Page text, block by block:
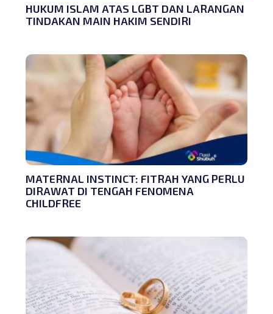
HUKUM ISLAM ATAS LGBT DAN LARANGAN
TINDAKAN MAIN HAKIM SENDIRI
MATERNAL INSTINCT: FITRAH YANG PERLU
DIRAWAT DI TENGAH FENOMENA
CHILDFREE